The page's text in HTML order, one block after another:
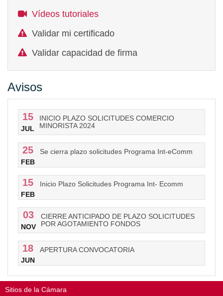
Vídeos tutoriales
Validar mi certificado
Validar capacidad de firma
Avisos
15
JUL
INICIO PLAZO SOLICITUDES COMERCIO
MINORISTA 2024
25
FEB
Se cierra plazo solicitudes Programa Int-eComm
15
FEB
Inicio Plazo Solicitudes Programa Int- Ecomm
03
NOV
CIERRE ANTICIPADO DE PLAZO SOLICITUDES
POR AGOTAMIENTO FONDOS
18
JUN
APERTURA CONVOCATORIA
Sitios de la Cámara